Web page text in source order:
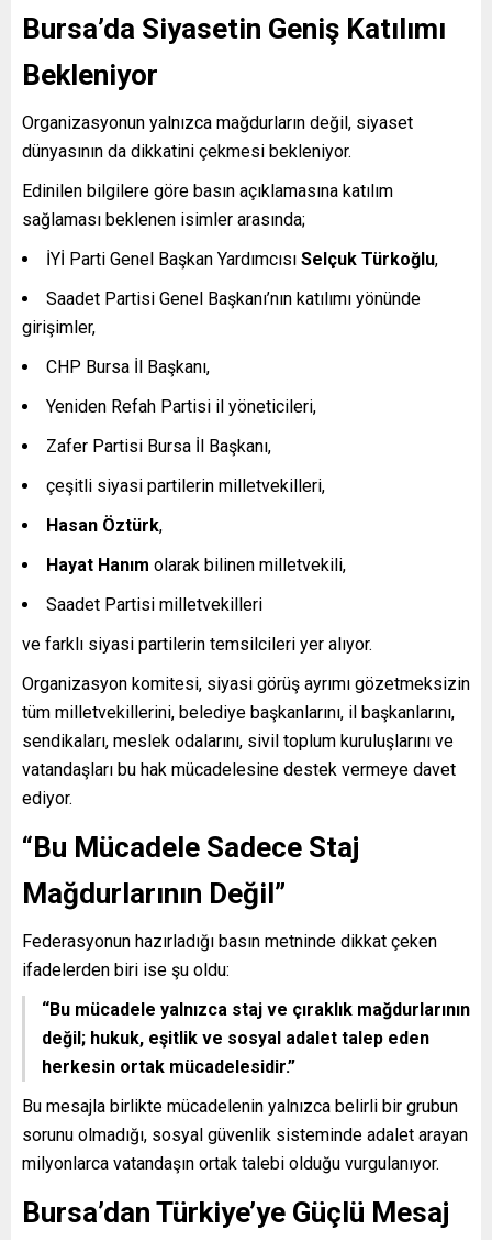
Bursa’da Siyasetin Geniş Katılımı
Bekleniyor
Organizasyonun yalnızca mağdurların değil, siyaset
dünyasının da dikkatini çekmesi bekleniyor.
Edinilen bilgilere göre basın açıklamasına katılım
sağlaması beklenen isimler arasında;
İYİ Parti Genel Başkan Yardımcısı Selçuk Türkoğlu,
Saadet Partisi Genel Başkanı’nın katılımı yönünde
girişimler,
CHP Bursa İl Başkanı,
Yeniden Refah Partisi il yöneticileri,
Zafer Partisi Bursa İl Başkanı,
çeşitli siyasi partilerin milletvekilleri,
Hasan Öztürk,
Hayat Hanım olarak bilinen milletvekili,
Saadet Partisi milletvekilleri
ve farklı siyasi partilerin temsilcileri yer alıyor.
Organizasyon komitesi, siyasi görüş ayrımı gözetmeksizin
tüm milletvekillerini, belediye başkanlarını, il başkanlarını,
sendikaları, meslek odalarını, sivil toplum kuruluşlarını ve
vatandaşları bu hak mücadelesine destek vermeye davet
ediyor.
“Bu Mücadele Sadece Staj
Mağdurlarının Değil”
Federasyonun hazırladığı basın metninde dikkat çeken
ifadelerden biri ise şu oldu:
“Bu mücadele yalnızca staj ve çıraklık mağdurlarının
değil; hukuk, eşitlik ve sosyal adalet talep eden
herkesin ortak mücadelesidir.”
Bu mesajla birlikte mücadelenin yalnızca belirli bir grubun
sorunu olmadığı, sosyal güvenlik sisteminde adalet arayan
milyonlarca vatandaşın ortak talebi olduğu vurgulanıyor.
Bursa’dan Türkiye’ye Güçlü Mesaj